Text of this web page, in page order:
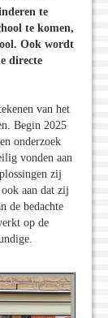
te
te komen,
Ook wordt
directe
van het
Begin 2025
onderzoek
vonden aan
zij
aan dat zij
de bedachte
op de